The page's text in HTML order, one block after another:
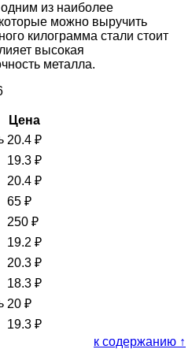
из наиболее
можно выручить
килограмма стали стоит
высокая
металла.
Цена
20.4 ₽
19.3 ₽
20.4 ₽
65 ₽
250 ₽
19.2 ₽
20.3 ₽
18.3 ₽
20 ₽
19.3 ₽
к содержанию ↑